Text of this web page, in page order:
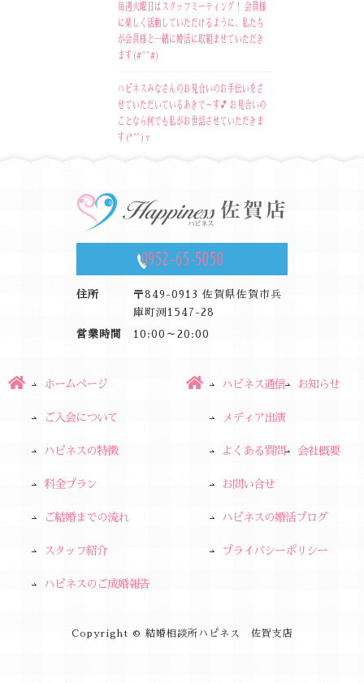
毎週火曜日はスタッフミーティング！ 会員様
に楽しく活動していただけるように、私たち
が会員様と一緒に婚活に取組ませていただき
ます(#^^#)
ハピネスみなさんのお見合いのお手伝いをさ
せていただいているあきで～す💕 お見合いの
ことなら何でも私がお世話させていただきま
す(*^^)v
0952-65-5050
住所
〒849-0913 佐賀県佐賀市兵
庫町渕1547-28
営業時間 10:00～20:00
ホームページ
ご入会について
ハピネスの特徴
料金プラン
ご結婚までの流れ
スタッフ紹介
ハピネスのご成婚報告
ハピネス通信 お知らせ
メディア出演
よくある質問 会社概要
お問い合せ
ハピネスの婚活ブログ
プライバシーポリシー
Copyright © 結婚相談所ハピネス 佐賀支店